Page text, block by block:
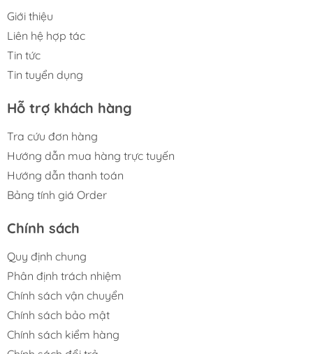
Giới thiệu
Liên hệ hợp tác
Tin tức
Tin tuyển dụng
Hỗ trợ khách hàng
Tra cứu đơn hàng
Hướng dẫn mua hàng trực tuyến
Hướng dẫn thanh toán
Bảng tính giá Order
Chính sách
Quy định chung
Phân định trách nhiệm
Chính sách vận chuyển
Chính sách bảo mật
Chính sách kiểm hàng